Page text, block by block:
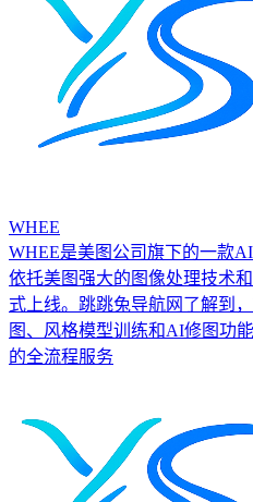
WHEE
WHEE是美图公司旗下的一款
依托美图强大的图像处理技术
式上线。跳跳兔导航网了解到
图、风格模型训练和AI修图功
的全流程服务